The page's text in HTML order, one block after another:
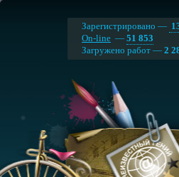
Зарегистрировано —
On-line — 51 853
Загружено работ — 2